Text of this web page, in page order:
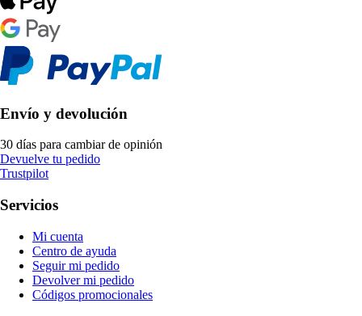
Envío y devolución
30 días para cambiar de opinión
Devuelve tu pedido
Trustpilot
Servicios
Mi cuenta
Centro de ayuda
Seguir mi pedido
Devolver mi pedido
Códigos promocionales